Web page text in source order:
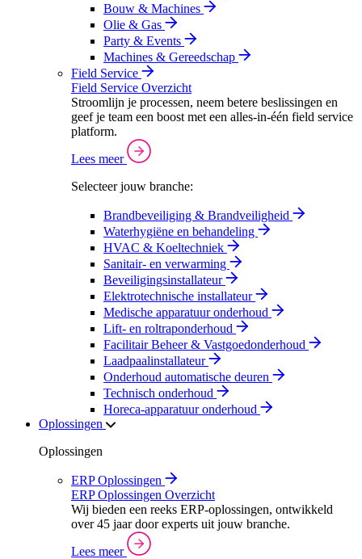
Bouw & Machines
Olie & Gas
Party & Events
Machines & Gereedschap
Field Service
Field Service Overzicht
Stroomlijn je processen, neem betere beslissingen en
geef je team een boost met een alles-in-één field service
platform.
Lees meer
Selecteer jouw branche:
Brandbeveiliging & Brandveiligheid
Waterhygiëne en behandeling
HVAC & Koeltechniek
Sanitair- en verwarming
Beveiligingsinstallateur
Elektrotechnische installateur
Medische apparatuur onderhoud
Lift- en roltraponderhoud
Facilitair Beheer & Vastgoedonderhoud
Laadpaalinstallateur
Onderhoud automatische deuren
Technisch onderhoud
Horeca-apparatuur onderhoud
Oplossingen
Oplossingen
ERP Oplossingen
ERP Oplossingen Overzicht
Wij bieden een reeks ERP-oplossingen, ontwikkeld
over 45 jaar door experts uit jouw branche.
Lees meer